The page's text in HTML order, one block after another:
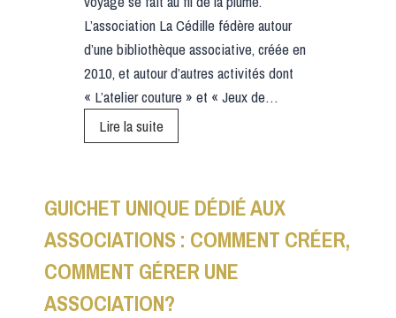
E
É
G
L
I
S
»
L’association La Cédille fédère autour
d’une bibliothèque associative, créée en
2010, et autour d’autres activités dont
« L’atelier couture » et « Jeux de…
Lire la suiteL
’
S
S
O
C
I
GUICHET UNIQUE DÉDIÉ AUX
ASSOCIATIONS : COMMENT CRÉER,
COMMENT GÉRER UNE
ASSOCIATION?